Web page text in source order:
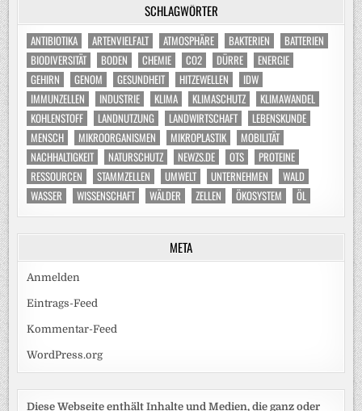
SCHLAGWÖRTER
ANTIBIOTIKA ARTENVIELFALT ATMOSPHÄRE BAKTERIEN
BATTERIEN
BIODIVERSITÄT
BODEN CHEMIE CO2 DÜRRE
ENERGIE
GEHIRN
GENOM GESUNDHEIT HITZEWELLEN
IDW
IMMUNZELLEN
INDUSTRIE KLIMA KLIMASCHUTZ
KLIMAWANDEL
KOHLENSTOFF
LANDNUTZUNG LANDWIRTSCHAFT
LEBENSKUNDE
MENSCH
MIKROORGANISMEN MIKROPLASTIK
MOBILITÄT
NACHHALTIGKEIT
NATURSCHUTZ NEWZS.DE OTS
PROTEINE
RESSOURCEN
STAMMZELLEN UMWELT UNTERNEHMEN
WALD
WASSER
WISSENSCHAFT WÄLDER ZELLEN ÖKOSYSTEM ÖL
META
Anmelden
Eintrags-Feed
Kommentar-Feed
WordPress.org
Diese Webseite enthält Inhalte und Medien, die ganz oder